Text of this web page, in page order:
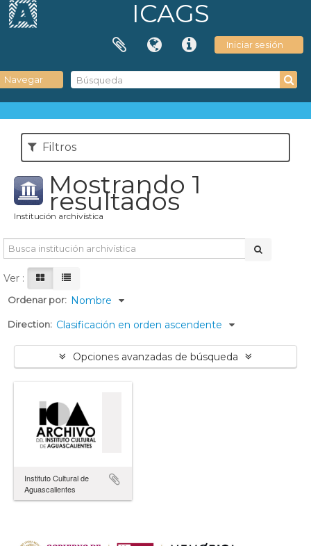
ICAGS
Iniciar sesión
Navegar
Filtros
Mostrando 1
resultados
Institución archivística
Ver :
Ordenar por: Nombre
Direction: Clasificación en orden ascendente
Opciones avanzadas de búsqueda
Instituto Cultural de
Aguascalientes